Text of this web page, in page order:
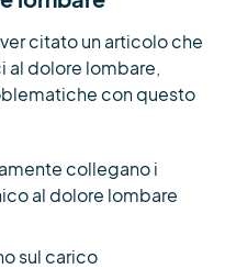
citato un articolo che
al dolore lombare,
con questo
collegano i
al dolore lombare
sul carico